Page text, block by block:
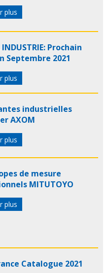
plus
INDUSTRIE: Prochain
Septembre 2021
plus
industrielles
AXOM
plus
de mesure
MITUTOYO
plus
Catalogue 2021